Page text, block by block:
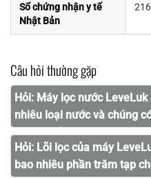
Số chứng nhận y tế
Nhật Bản
Câu hỏi thường gặp
Hỏi: Máy lọc nước
nhiêu loại nước và chúng
Hỏi: Lõi lọc của máy
bao nhiêu phần trăm tạp